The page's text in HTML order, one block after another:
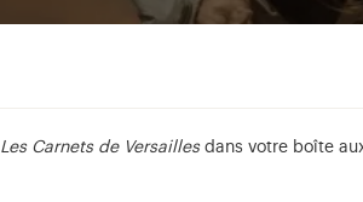
Les Carnets de Versaillesdans votre boîte